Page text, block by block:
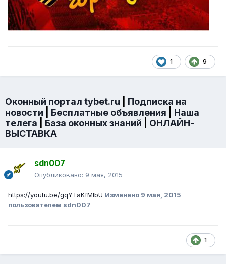
1 9
Оконный портал tybet.ru
Подписка на
новости
Бесплатные объявления
Наша
телега
База оконных знаний
ОНЛАЙН-
ВЫСТАВКА
sdn007
Опубликовано: 9 мая, 2015
https://youtu.be/gqYTaKfMlbU Изменено 9 мая, 2015
пользователем sdn007
1